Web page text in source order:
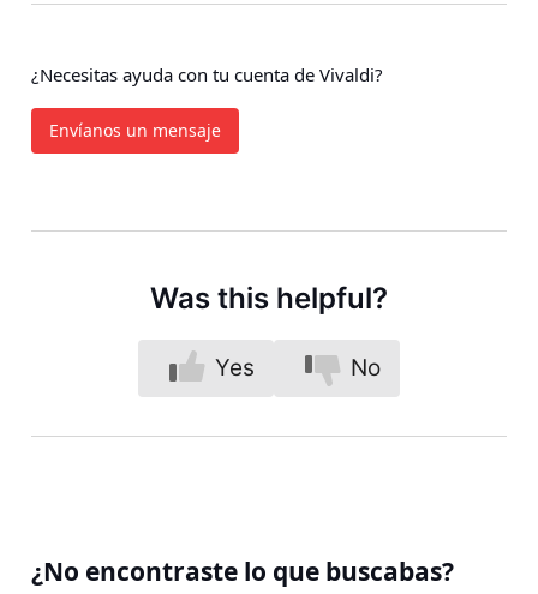
¿Necesitas ayuda con tu cuenta de Vivaldi?
Envíanos un mensaje
Was this helpful?
Yes No
¿No encontraste lo que buscabas?